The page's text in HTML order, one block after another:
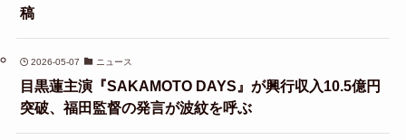
稿
2026-05-07 ニュース
目黒蓮主演『SAKAMOTO DAYS』が興行収入10.5億円
突破、福田監督の発言が波紋を呼ぶ